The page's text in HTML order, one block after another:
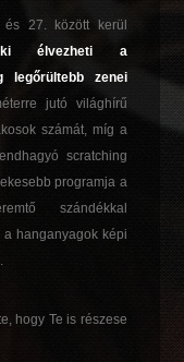
27. között kerül
élvezheti a
legőrültebb zenei
jutó világhírű
számát, míg a
scratching
programja a
szándékkal
hanganyagok képi
hogy Te is részese